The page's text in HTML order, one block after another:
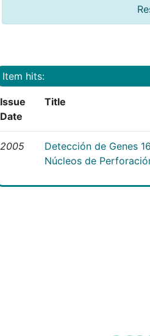
Item hits:
Issue
Date
Title
2005
Detección de Genes
Núcleos de